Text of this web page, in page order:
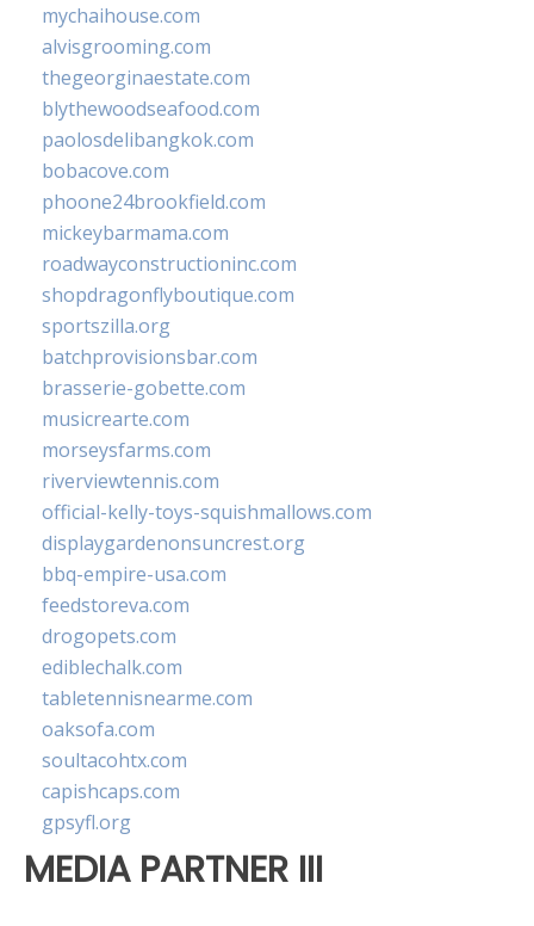
mychaihouse.com
alvisgrooming.com
thegeorginaestate.com
blythewoodseafood.com
paolosdelibangkok.com
bobacove.com
phoone24brookfield.com
mickeybarmama.com
roadwayconstructioninc.com
shopdragonflyboutique.com
sportszilla.org
batchprovisionsbar.com
brasserie-gobette.com
musicrearte.com
morseysfarms.com
riverviewtennis.com
official-kelly-toys-squishmallows.com
displaygardenonsuncrest.org
bbq-empire-usa.com
feedstoreva.com
drogopets.com
ediblechalk.com
tabletennisnearme.com
oaksofa.com
soultacohtx.com
capishcaps.com
gpsyfl.org
MEDIA PARTNER III